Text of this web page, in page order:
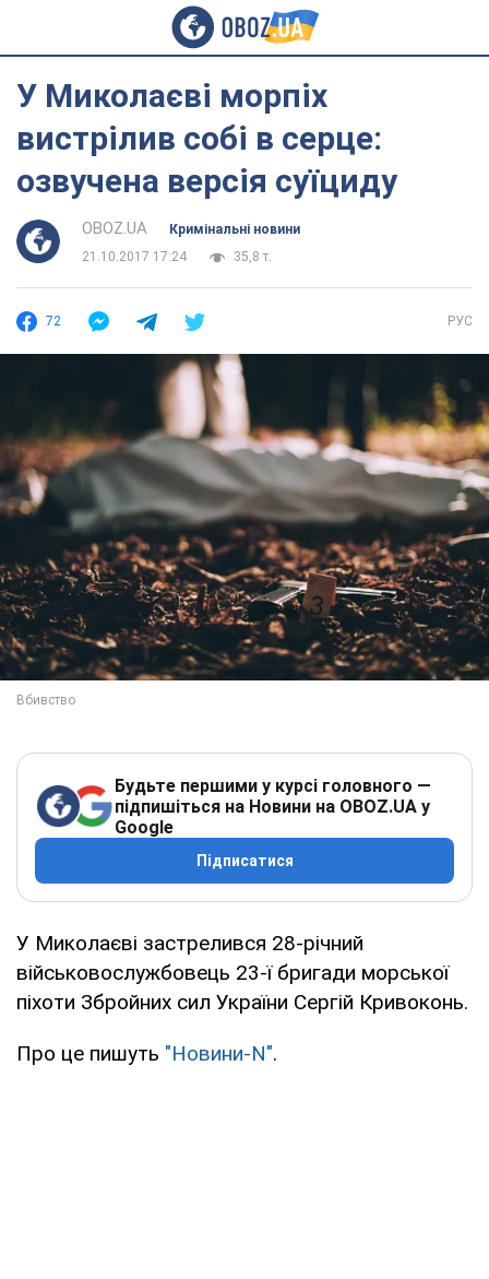
У Миколаєві морпіх
вистрілив собі в серце:
озвучена версія суїциду
OBOZ.UA
Кримінальні новини
21.10.2017 17:24
35,8 т.
72 РУС
Будьте першими у курсі головного —
підпишіться на Новини на OBOZ.UA у
Google
Підписатися
У Миколаєві застрелився 28-річний
військовослужбовець 23-ї бригади морської
піхоти Збройних сил України Сергій Кривоконь.
Про це пишуть "Новини-N".